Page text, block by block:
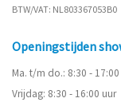
BTW/VAT: NL803367053B0
Openingstijden
Ma. t/m do.: 8:30 -
Vrijdag: 8:30 - 16:00 uur